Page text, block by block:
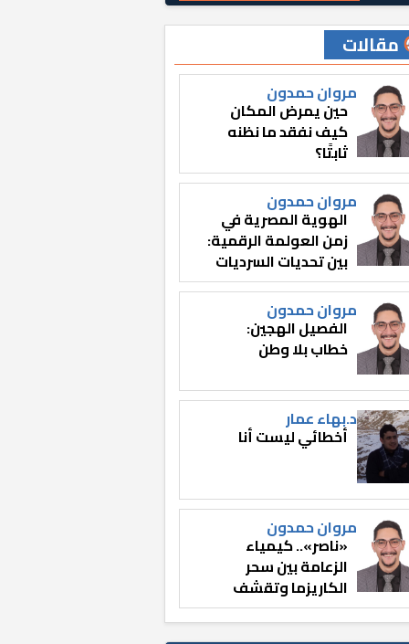
مقالات
مروان حمدون
حين يمرض المكان
كيف نفقد ما نظنه
ثابتًا؟
مروان حمدون
الهوية المصرية في
زمن العولمة الرقمية:
بين تحديات السرديات
وصناعة الوعي
مروان حمدون
الفصيل الهجين:
خطاب بلا وطن
د.بهاء عمار
أخطائي ليست أنا
مروان حمدون
«ناصر».. كيمياء
الزعامة بين سحر
الكاريزما وتقشف
الثائر